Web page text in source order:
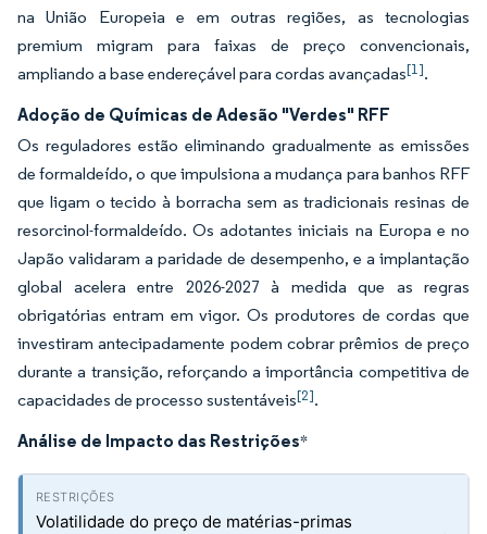
na União Europeia e em outras regiões, as tecnologias
premium migram para faixas de preço convencionais,
ampliando a base endereçável para cordas avançadas[1].
Adoção de Químicas de Adesão "Verdes" RFF
Os reguladores estão eliminando gradualmente as emissões
de formaldeído, o que impulsiona a mudança para banhos RFF
que ligam o tecido à borracha sem as tradicionais resinas de
resorcinol-formaldeído. Os adotantes iniciais na Europa e no
Japão validaram a paridade de desempenho, e a implantação
global acelera entre 2026-2027 à medida que as regras
obrigatórias entram em vigor. Os produtores de cordas que
investiram antecipadamente podem cobrar prêmios de preço
durante a transição, reforçando a importância competitiva de
capacidades de processo sustentáveis[2].
Análise de Impacto das Restrições*
Volatilidade do preço de matérias-primas